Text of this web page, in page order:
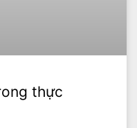
thực